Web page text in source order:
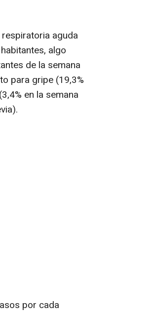
aguda
algo
de la semana
para gripe (19,3%
en la semana
por cada